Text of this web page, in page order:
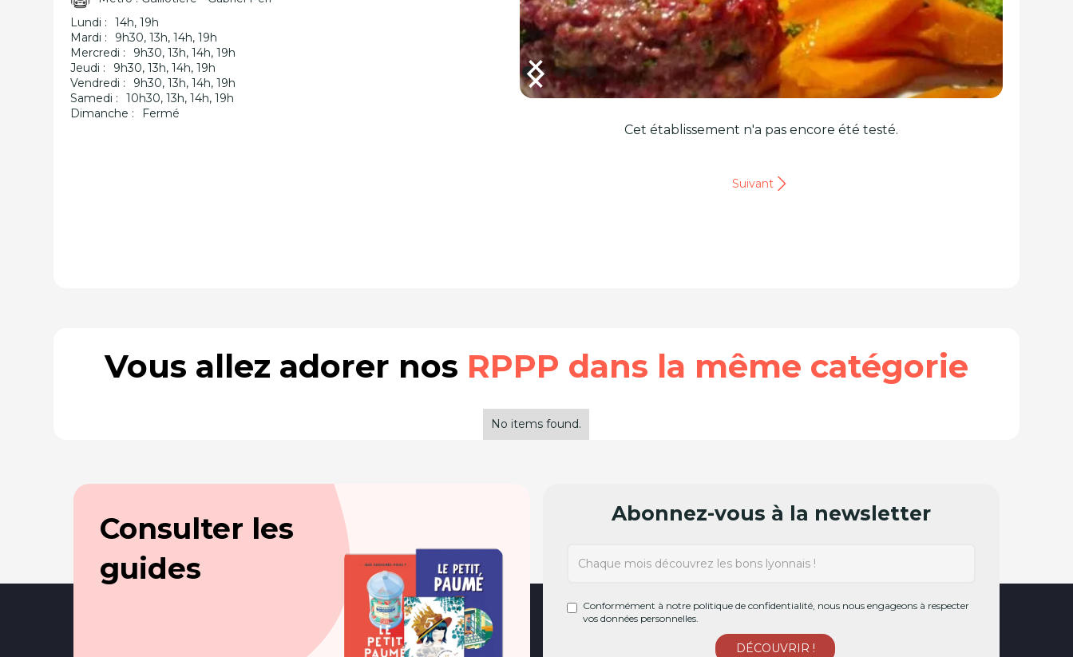
Lundi :
14h, 19h
Mardi :
9h30, 13h, 14h, 19h
Mercredi :
9h30, 13h, 14h, 19h
Jeudi :
9h30, 13h, 14h, 19h
Vendredi :
9h30, 13h, 14h, 19h
Samedi :
10h30, 13h, 14h, 19h
Dimanche :
Fermé
Cet établissement n'a pas encore été testé.
Suivant
Vous allez adorer nos RPPP dans la même catégorie
No items found.
Consulter les
guides
Abonnez-vous à la newsletter
Conformément à notre politique de confidentialité, nous nous engageons à respecter
vos données personnelles.